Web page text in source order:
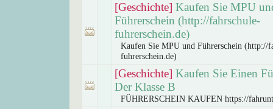
[Geschichte] Kaufen Sie MPU
Führerschein (http://fahrschule-
fuhrerschein.de)
Kaufen Sie MPU und Führerschein (http://
fuhrerschein.de)
[Geschichte] Kaufen Sie Einen
Der Klasse B
FÜHRERSCHEIN KAUFEN https://